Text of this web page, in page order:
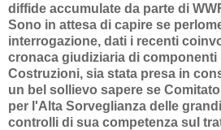
diffide accumulate da parte di
Sono in attesa di capire se
interrogazione, dati i recenti
cronaca giudiziaria di componenti
Costruzioni, sia stata presa in
un bel sollievo sapere se
per l'Alta Sorveglianza delle
controlli di sua competenza sul